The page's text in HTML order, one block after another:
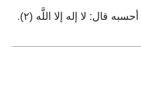
قال: لا إله إلا اللَّه (٢)
.